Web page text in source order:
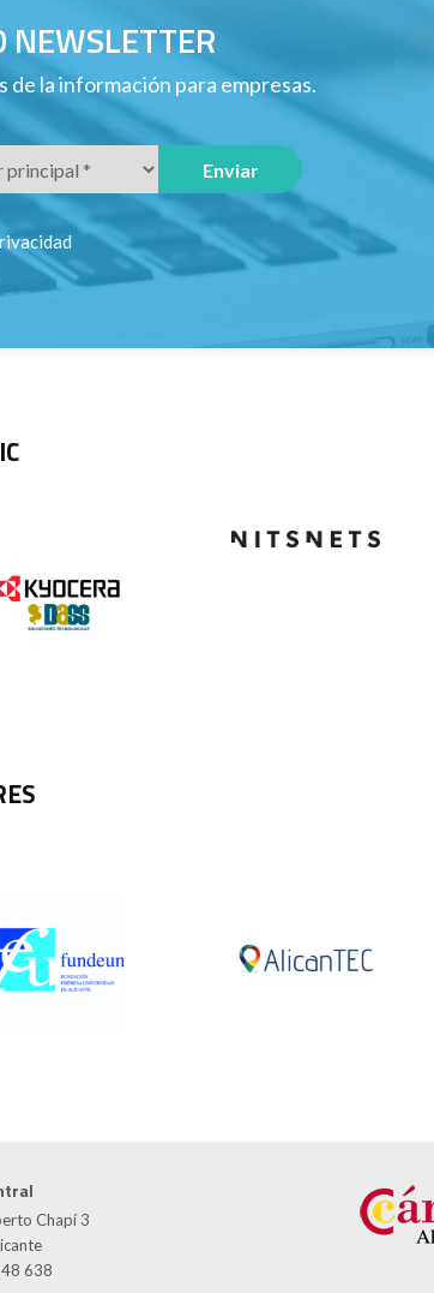
NEWSLETTER
de la información para empresas.
Chapí 3
638